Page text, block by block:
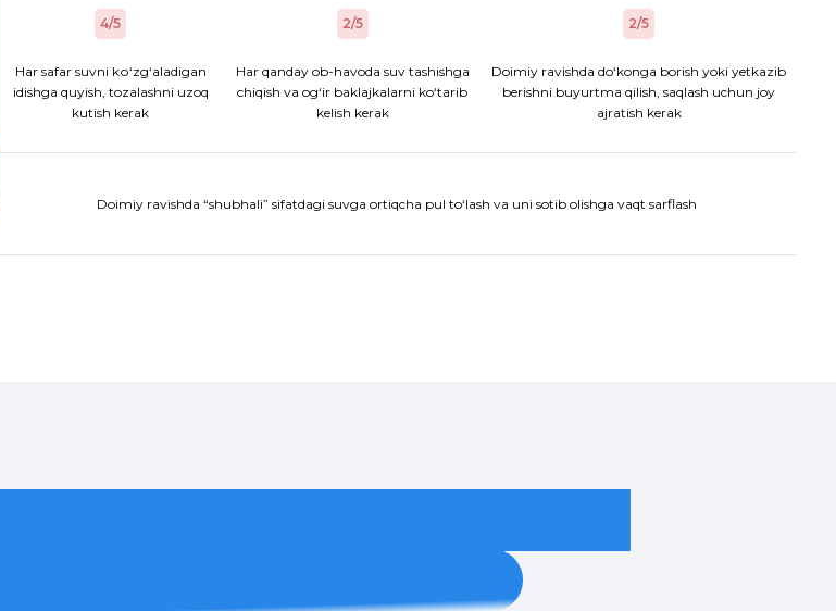
4/5
Har safar suvni kо‘zg‘aladigan
idishga quyish, tozalashni uzoq
kutish kerak
2/5
Har qanday ob-havoda suv tashishga
chiqish va og‘ir baklajkalarni ko‘tarib
kelish kerak
2/5
Doimiy ravishda do‘konga borish yoki yetkazib
berishni buyurtma qilish, saqlash uchun joy
ajratish kerak
Doimiy ravishda “shubhali” sifatdagi suvga ortiqcha pul to‘lash va uni sotib olishga vaqt sarflash